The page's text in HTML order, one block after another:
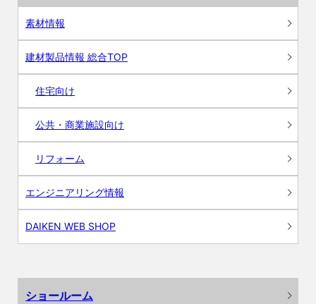
素材情報
建材製品情報 総合TOP
住宅向け
公共・商業施設向け
リフォーム
エンジニアリング情報
DAIKEN WEB SHOP
ショールーム